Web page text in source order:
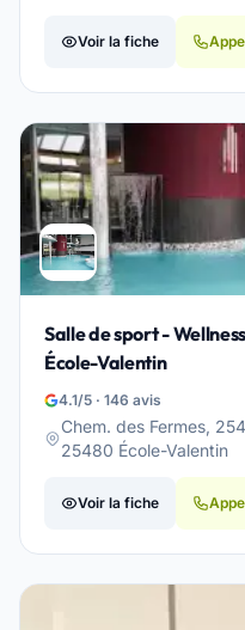
Voir la fiche
Salle de sport -
École-Valentin
4.1/5 · 146 avis
Chem. des Fermes,
25480 École-Valentin
Voir la fiche